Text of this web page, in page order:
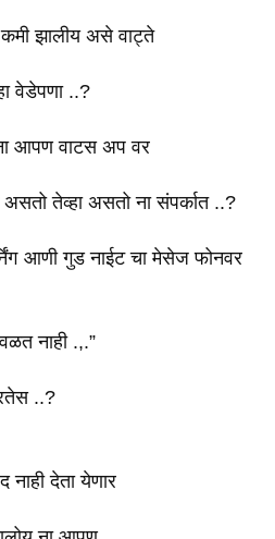
झालीय असे वाट्ते
वेडेपणा ..?
आपण वाटस अप वर
तेव्हा असतो ना संपर्कात ..?
आणी गुड नाईट चा मेसेज फोनवर
नाही .,.”
..?
नाही देता येणार